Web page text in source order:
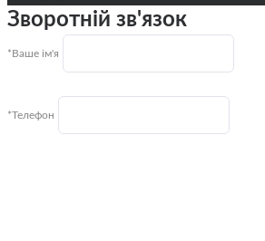
Зворотній зв'язок
*Ваше ім'я
*Телефон